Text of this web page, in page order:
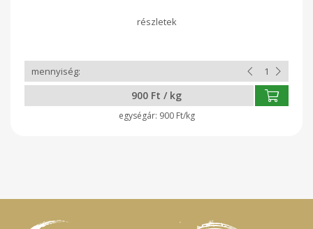
900 Ft / kg
900 Ft/kg